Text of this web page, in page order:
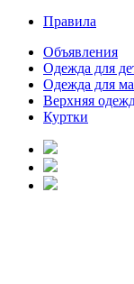
Правила
Объявления
Одежда для
Одежда для
Верхняя
Куртки